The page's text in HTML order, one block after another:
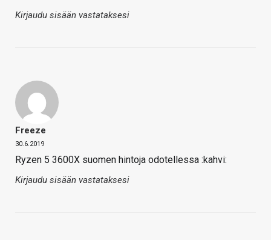
Kirjaudu sisään vastataksesi
Freeze
30.6.2019
Ryzen 5 3600X suomen hintoja odotellessa :kahvi:
Kirjaudu sisään vastataksesi